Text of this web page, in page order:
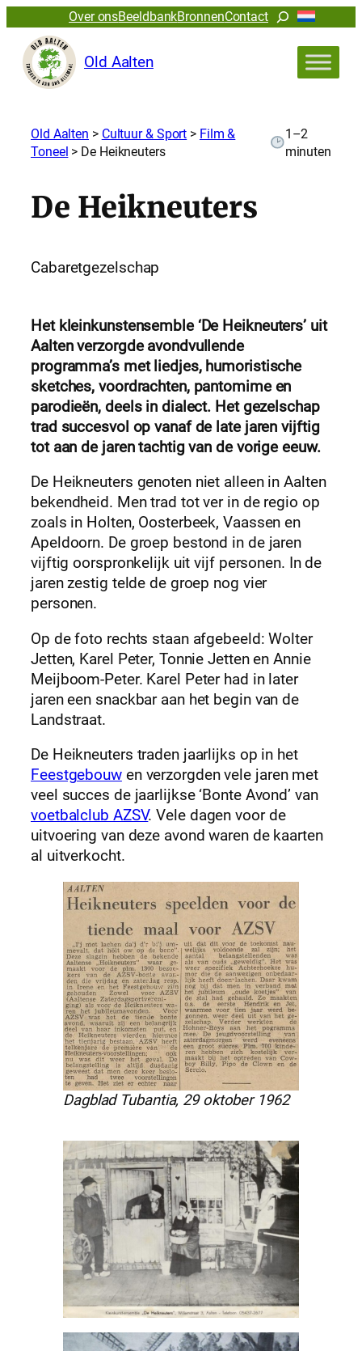
Over onsBeeldbankBronnenContactZoeken
Old Aalten
Old Aalten > Cultuur & Sport > Film &
Toneel > De Heikneuters
1–2
minuten
De Heikneuters
Cabaretgezelschap
Het kleinkunstensemble ‘De Heikneuters’ uit
Aalten verzorgde avondvullende
programma’s met liedjes, humoristische
sketches, voordrachten, pantomime en
parodieën, deels in dialect. Het gezelschap
trad succesvol op vanaf de late jaren vijftig
tot aan de jaren tachtig van de vorige eeuw.
De Heikneuters genoten niet alleen in Aalten
bekendheid. Men trad tot ver in de regio op
zoals in Holten, Oosterbeek, Vaassen en
Apeldoorn. De groep bestond in de jaren
vijftig oorspronkelijk uit vijf personen. In de
jaren zestig telde de groep nog vier
personen.
Op de foto rechts staan afgebeeld: Wolter
Jetten, Karel Peter, Tonnie Jetten en Annie
Meijboom-Peter. Karel Peter had in later
jaren een snackbar aan het begin van de
Landstraat.
De Heikneuters traden jaarlijks op in het
Feestgebouwen verzorgden vele jaren met
veel succes de jaarlijkse ‘Bonte Avond’ van
voetbalclub AZSV. Vele dagen voor de
uitvoering van deze avond waren de kaarten
al uitverkocht.
Dagblad Tubantia, 29 oktober 1962